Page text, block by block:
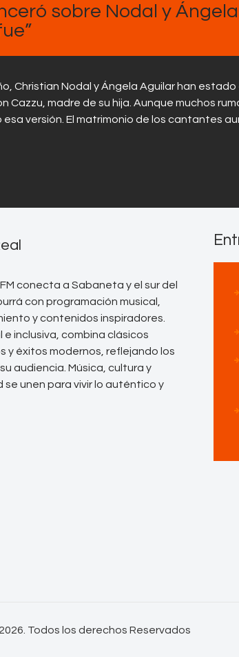
sobre Nodal y
Christian Nodal y Ángela Aguilar han
Cazzu, madre de su hija. Aunque muchos
versión. El matrimonio de los cantantes
conecta a Sabaneta y el sur del
con programación musical,
y contenidos inspiradores.
e inclusiva, combina clásicos
y éxitos modernos, reflejando los
audiencia. Música, cultura y
se unen para vivir lo auténtico y
Todos los derechos Reservados